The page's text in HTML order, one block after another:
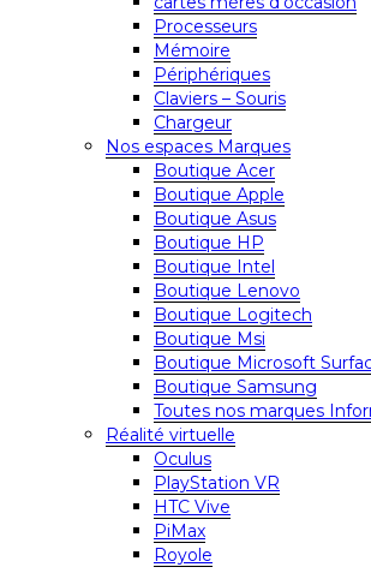
Processeurs
Mémoire
Périphériques
Claviers – Souris
Chargeur
Nos espaces Marques
Boutique Acer
Boutique Apple
Boutique Asus
Boutique HP
Boutique Intel
Boutique Lenovo
Boutique Logitech
Boutique Msi
Boutique Microsoft
Boutique Samsung
Toutes nos marques
Réalité virtuelle
Oculus
PlayStation VR
HTC Vive
PiMax
Royole